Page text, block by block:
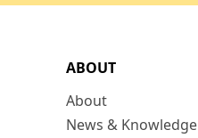
ABOUT
About
News & Knowledge